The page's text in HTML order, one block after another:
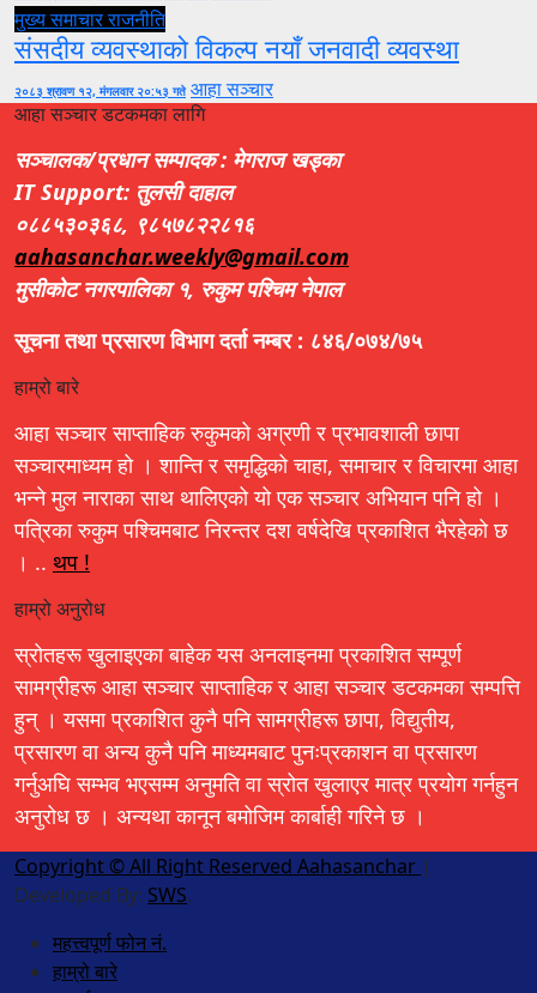
मुख्य समाचारराजनीति
संसदीय व्यवस्थाको विकल्प नयाँ जनवादी व्यवस्था
२०८३ श्रावण १२, मंगलवार २०:५३ गते आहा सञ्चार
आहा सञ्चार डटकमका लागि
सञ्चालक/प्रधान सम्पादक : मेगराज खड्का
IT Support: तुलसी दाहाल
०८८५३०३६८, ९८५७८२२८१६
aahasanchar.weekly@gmail.com
मुसीकोट नगरपालिका १, रुकुम पश्चिम नेपाल
सूचना तथा प्रसारण विभाग दर्ता नम्बर : ८४६/०७४/७५
हाम्रो बारे
आहा सञ्चार साप्ताहिक रुकुमको अग्रणी र प्रभावशाली छापा
सञ्चारमाध्यम हो । शान्ति र समृद्धिको चाहा, समाचार र विचारमा आहा
भन्ने मुल नाराका साथ थालिएको यो एक सञ्चार अभियान पनि हो ।
पत्रिका रुकुम पश्चिमबाट निरन्तर दश वर्षदेखि प्रकाशित भैरहेको छ
। .. थप !
हाम्रो अनुरोध
स्रोतहरू खुलाइएका बाहेक यस अनलाइनमा प्रकाशित सम्पूर्ण
सामग्रीहरू आहा सञ्चार साप्ताहिक र आहा सञ्चार डटकमका सम्पत्ति
हुन् । यसमा प्रकाशित कुनै पनि सामग्रीहरू छापा, विद्युतीय,
प्रसारण वा अन्य कुनै पनि माध्यमबाट पुनःप्रकाशन वा प्रसारण
गर्नुअघि सम्भव भएसम्म अनुमति वा स्रोत खुलाएर मात्र प्रयोग गर्नहुन
अनुरोध छ । अन्यथा कानून बमोजिम कार्बाही गरिने छ ।
Copyright © All Right Reserved Aahasanchar |
Developed By: SWS.
महत्त्वपूर्ण फोन नं.
हाम्रो बारे